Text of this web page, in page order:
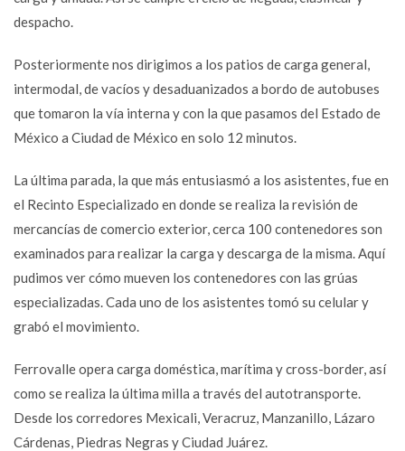
despacho.
Posteriormente nos dirigimos a los patios de carga general,
intermodal, de vacíos y desaduanizados a bordo de autobuses
que tomaron la vía interna y con la que pasamos del Estado de
México a Ciudad de México en solo 12 minutos.
La última parada, la que más entusiasmó a los asistentes, fue en
el Recinto Especializado en donde se realiza la revisión de
mercancías de comercio exterior, cerca 100 contenedores son
examinados para realizar la carga y descarga de la misma. Aquí
pudimos ver cómo mueven los contenedores con las grúas
especializadas. Cada uno de los asistentes tomó su celular y
grabó el movimiento.
Ferrovalle opera carga doméstica, marítima y cross-border, así
como se realiza la última milla a través del autotransporte.
Desde los corredores Mexicali, Veracruz, Manzanillo, Lázaro
Cárdenas, Piedras Negras y Ciudad Juárez.